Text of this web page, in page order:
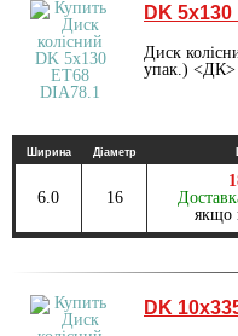
DK 5x130
Диск
упак.) <ДК>
Ширина Діаметр
6.0 16
якщо
DK